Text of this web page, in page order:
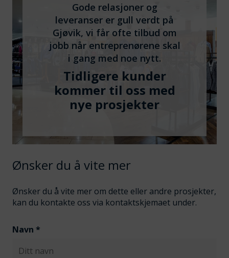
Gode relasjoner og
leveranser er gull verdt på
Gjøvik, vi får ofte tilbud om
jobb når entreprenørene skal
i gang med noe nytt.
Tidligere kunder
kommer til oss med
nye prosjekter
Ønsker du å vite mer
Ønsker du å vite mer om dette eller andre prosjekter,
kan du kontakte oss via kontaktskjemaet under.
Navn *